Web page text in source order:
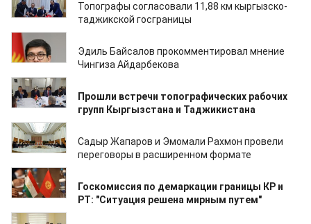
Топографы согласовали 11,88 км кыргызско-
таджикской госграницы
18.10.2022
Эдиль Байсалов прокомментировал мнение
Чингиза Айдарбекова
16.02.2022
Прошли встречи топографических рабочих
групп Кыргызстана и Таджикистана
29.06.2021
Садыр Жапаров и Эмомали Рахмон провели
переговоры в расширенном формате
05.06.2021
Госкомиссия по демаркации границы КР и
РТ: "Ситуация решена мирным путем"
07.05.2021